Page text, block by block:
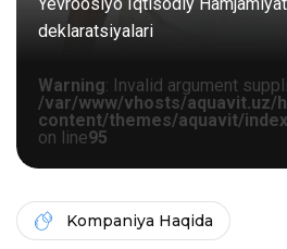
Yevroosiyo Iqtisodiy
deklaratsiyalari
Warning: Invalid argument
/var/www/vhosts/aquavit.uz/
content/themes/aquavit/
on line95
Kompaniya Haqida